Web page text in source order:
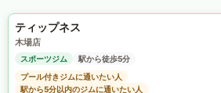
ティップネス
木場店
スポーツジム
駅から徒歩5分
プール付きジムに通いたい人
駅から5分以内のジムに通いたい人